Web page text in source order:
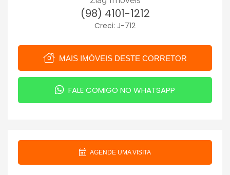
(98) 4101-1212
Creci: J-712
MAIS IMÓVEIS DESTE CORRETOR
FALE COMIGO NO WHATSAPP
AGENDE UMA VISITA